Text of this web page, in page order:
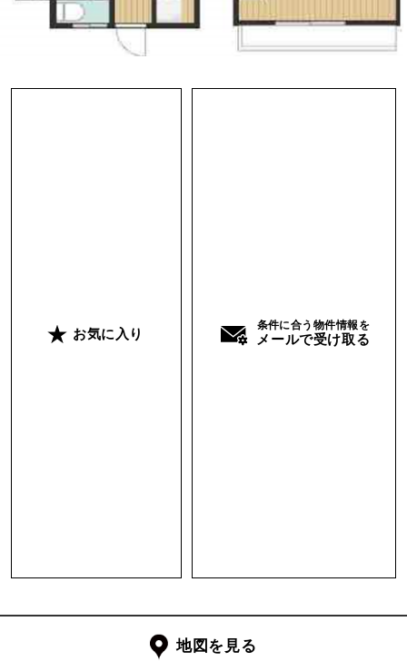
かりで、今までに収集していたアンティーク品も
ちらほら使用されていて今このページを見てくれ
ている方の中には、どストライクな方もきっと少
なくないはず。1階は食事をとったり仕事や読書
そしてここに座るとちょうど視線の先が抜けてい
て、ここでも住む人を想うオーナーさんの気持ち
み）あとかなり細い通路に建つ連棟なので、周辺
と上手く調和できる方に想いのバトンタッチが出
お気に入り
条件に合う物件情報を
メールで受け取る
地図を見る